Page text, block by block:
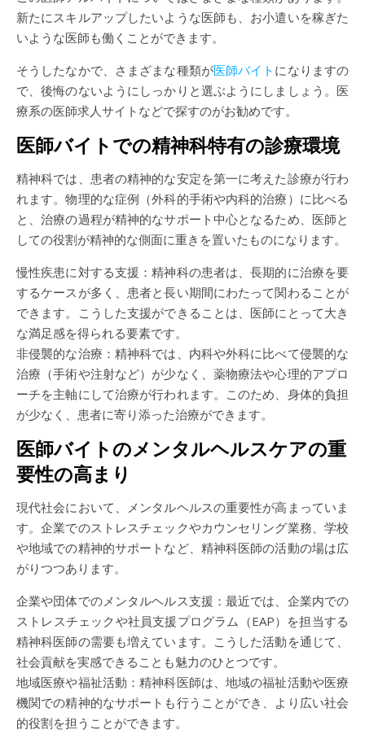
新たにスキルアップしたいような医師も、お小遣いを稼ぎた
いような医師も働くことができます。
そうしたなかで、さまざまな種類が医師バイト になりますの
で、後悔のないようにしっかりと選ぶようにしましょう。医
療系の医師求人サイトなどで探すのがお勧めです。
医師バイトでの精神科特有の診療環境
精神科では、患者の精神的な安定を第一に考えた診療が行わ
れます。物理的な症例（外科的手術や内科的治療）に比べる
と、治療の過程が精神的なサポート中心となるため、医師と
しての役割が精神的な側面に重きを置いたものになります。
慢性疾患に対する支援：精神科の患者は、長期的に治療を要
するケースが多く、患者と長い期間にわたって関わることが
できます。こうした支援ができることは、医師にとって大き
な満足感を得られる要素です。
非侵襲的な治療：精神科では、内科や外科に比べて侵襲的な
治療（手術や注射など）が少なく、薬物療法や心理的アプロ
ーチを主軸にして治療が行われます。このため、身体的負担
が少なく、患者に寄り添った治療ができます。
医師バイトのメンタルヘルスケアの重
要性の高まり
現代社会において、メンタルヘルスの重要性が高まっていま
す。企業でのストレスチェックやカウンセリング業務、学校
や地域での精神的サポートなど、精神科医師の活動の場は広
がりつつあります。
企業や団体でのメンタルヘルス支援：最近では、企業内での
ストレスチェックや社員支援プログラム（EAP）を担当する
精神科医師の需要も増えています。こうした活動を通じて、
社会貢献を実感できることも魅力のひとつです。
地域医療や福祉活動：精神科医師は、地域の福祉活動や医療
機関での精神的なサポートも行うことができ、より広い社会
的役割を担うことができます。